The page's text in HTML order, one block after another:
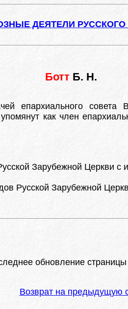
ДЕЯТЕЛИ
Ботт Б. Н.
совета
как член
Зарубежной Церкви с
Русской Зарубежной
обновление
Возврат на предыдущую